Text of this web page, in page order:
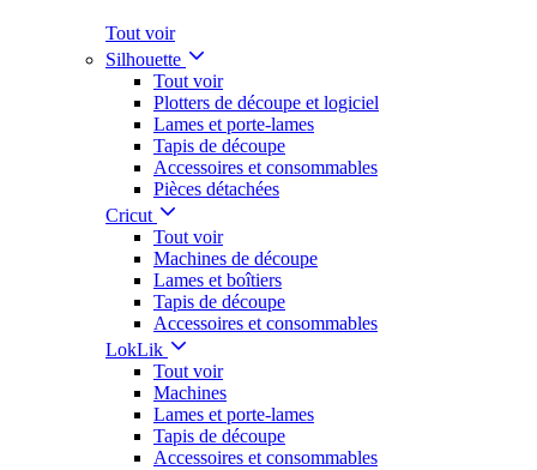
Tout voir
Silhouette
Tout voir
Plotters de découpe et logiciel
Lames et porte-lames
Tapis de découpe
Accessoires et consommables
Pièces détachées
Cricut
Tout voir
Machines de découpe
Lames et boîtiers
Tapis de découpe
Accessoires et consommables
LokLik
Tout voir
Machines
Lames et porte-lames
Tapis de découpe
Accessoires et consommables